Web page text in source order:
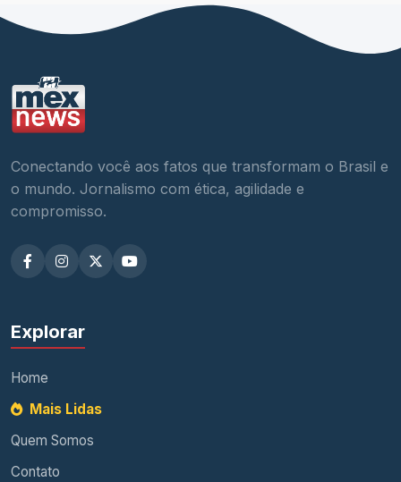
Conectando você aos fatos que transformam o Brasil e
o mundo. Jornalismo com ética, agilidade e
compromisso.
Explorar
Home
Mais Lidas
Quem Somos
Contato